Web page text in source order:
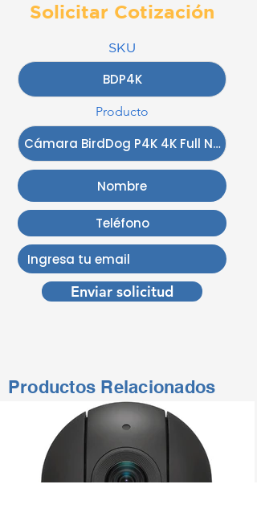
Solicitar Cotización
SKU
Producto
Enviar solicitud
Productos Relacionados